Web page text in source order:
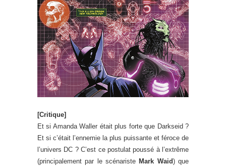
[Critique]
Et si Amanda Waller était plus forte que Darkseid ?
Et si c’était l’ennemie la plus puissante et féroce de
l’univers DC ? C’est ce postulat poussé à l’extrême
(principalement par le scénariste Mark Waid) que